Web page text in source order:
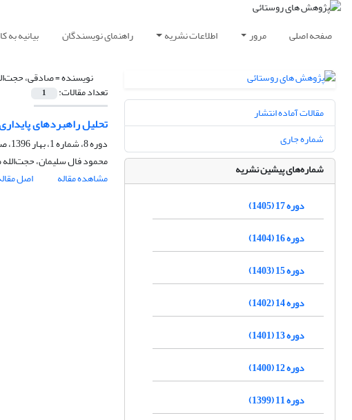
صفحه اصلی مرور اطلاعات نشریه راهنمای نویسندگان بیانیه
نویسنده =صادقی،
تعداد مقالات: 1
تحلیل راهبردهای
دوره 8، شماره 1، بهار 1396، صفحه
محمود فال سلیمان،
مشاهده مقاله
اصل
مقالات آماده انتشار
شماره جاری
شماره‌های پیشین نشریه
دوره 17 (1405)
دوره 16 (1404)
دوره 15 (1403)
دوره 14 (1402)
دوره 13 (1401)
دوره 12 (1400)
دوره 11 (1399)